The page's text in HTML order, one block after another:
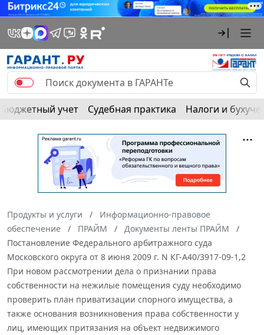
Бюджетный учет Судебная практика Налоги и
Продукты и услуги
Информационно-правовое
обеспечение
ПРАЙМ
Документы ленты ПРАЙМ
Постановление Федерального арбитражного суда
Московского округа от 8 июня 2009 г. N КГ-А40/3917-09-1,2
При новом рассмотрении дела о признании права
собственности на нежилые помещения суду необходимо
проверить план приватизации спорного имущества, а
также основания возникновения права собственности у
лиц, имеющих притязания на объект недвижимого